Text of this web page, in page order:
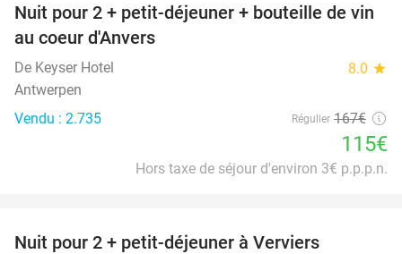
31%
Nuit pour 2 + petit-déjeuner + bouteille de vin
au coeur d'Anvers
De Keyser Hotel 8.0 star
Antwerpen
Vendu : 2.735
Régulier 167€
115€
Hors taxe de séjour d'environ 3€ p.p.p.n.
Nuit pour 2 + petit-déjeuner à Verviers